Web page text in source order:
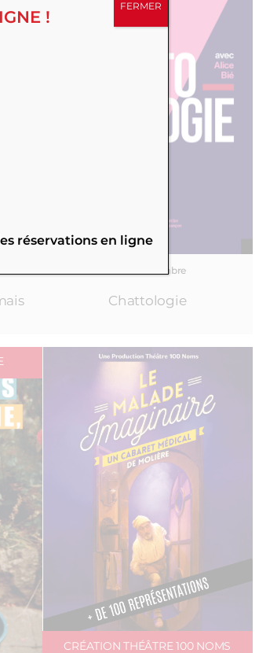
10 et 11 décembre
Chattologie
CRÉATION THÉÂTRE 100 NOMS
!
réservations en ligne
FERMER